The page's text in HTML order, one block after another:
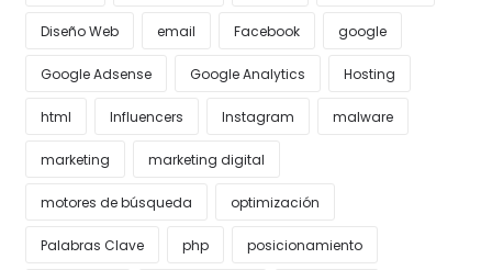
Diseño Web email Facebook google
Google Adsense Google Analytics Hosting
html Influencers Instagram malware
marketing marketing digital
motores de búsqueda optimización
Palabras Clave php posicionamiento